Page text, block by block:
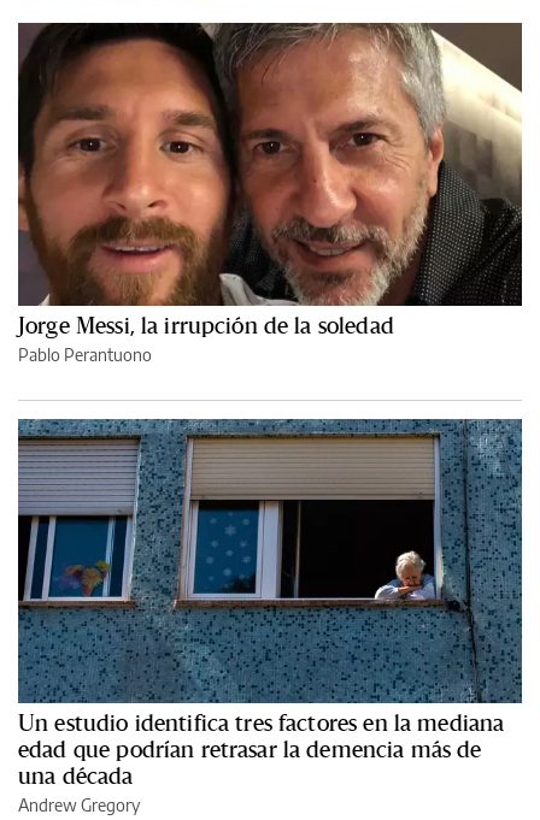
Jorge Messi, la irrupción de la soledad
Pablo Perantuono
Un estudio identifica tres factores en la mediana
edad que podrían retrasar la demencia más de
una década
Andrew Gregory